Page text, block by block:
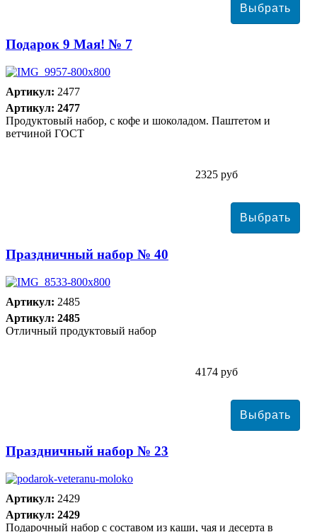
Подарок 9 Мая! № 7
Артикул: 2477
Артикул: 2477
Продуктовый набор, с кофе и шоколадом. Паштетом и
ветчиной ГОСТ
2325 руб
Праздничный набор № 40
Артикул: 2485
Артикул: 2485
Отличный продуктовый набор
4174 руб
Праздничный набор № 23
Артикул: 2429
Артикул: 2429
Подарочный набор с составом из каши, чая и десерта в